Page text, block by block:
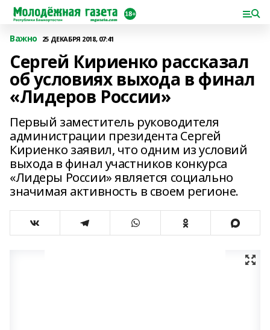
Важно 25 ДЕКАБРЯ 2018, 07:41
Сергей Кириенко рассказал
об условиях выхода в финал
«Лидеров России»
Первый заместитель руководителя
администрации президента Сергей
Кириенко заявил, что одним из условий
выхода в финал участников конкурса
«Лидеры России» является социально
значимая активность в своем регионе.